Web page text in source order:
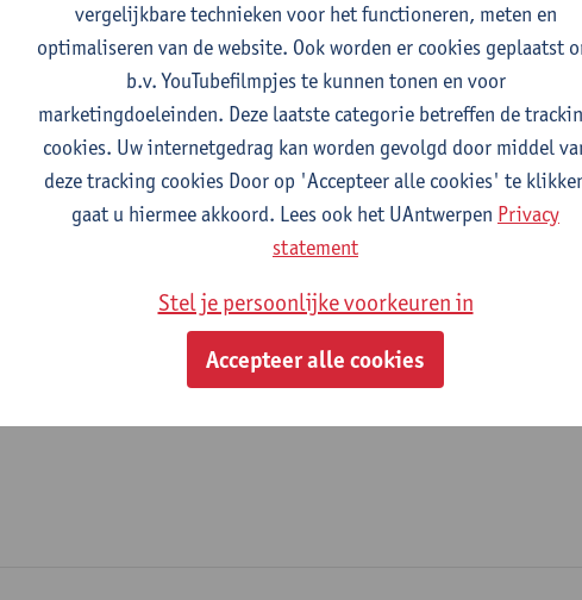
Afdeling
Departement Elektronica, Informatie- en
Statuut & functies
Bijzonder academisch personeel
doctoraatsbursaal
vergelijkbare technieken voor het functioneren, meten en
optimaliseren van de website. Ook worden er cookies geplaatst
b.v. YouTubefilmpjes te kunnen tonen en voor
marketingdoeleinden. Deze laatste categorie betreffen de
cookies. Uw internetgedrag kan worden gevolgd door middel
deze tracking cookies Door op 'Accepteer alle cookies' te
gaat u hiermee akkoord. Lees ook het UAntwerpen Privacy
statement
Stel je persoonlijke voorkeuren in
Accepteer alle cookies